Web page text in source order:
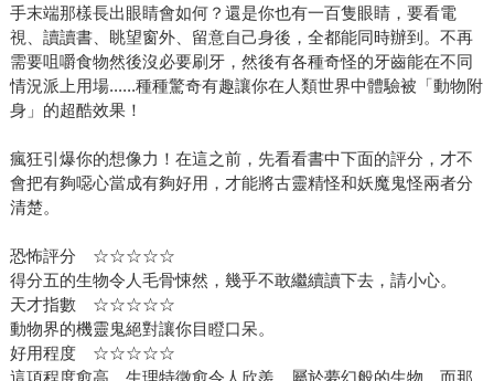
手末端那樣長出眼睛會如何？還是你也有一百隻眼睛，要看電
視、讀讀書、眺望窗外、留意自己身後，全都能同時辦到。不再
需要咀嚼食物然後沒必要刷牙，然後有各種奇怪的牙齒能在不同
情況派上用場......種種驚奇有趣讓你在人類世界中體驗被「動物附
身」的超酷效果！
瘋狂引爆你的想像力！在這之前，先看看書中下面的評分，才不
會把有夠噁心當成有夠好用，才能將古靈精怪和妖魔鬼怪兩者分
清楚。
恐怖評分 ☆☆☆☆☆
得分五的生物令人毛骨悚然，幾乎不敢繼續讀下去，請小心。
天才指數 ☆☆☆☆☆
動物界的機靈鬼絕對讓你目瞪口呆。
好用程度 ☆☆☆☆☆
這項程度愈高，生理特徵愈令人欣羨，屬於夢幻般的生物，而那